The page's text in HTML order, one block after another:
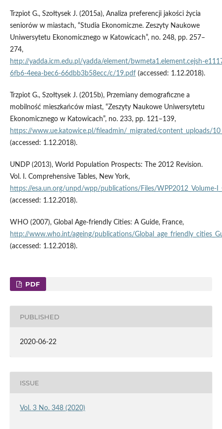
Trzpiot G., Szołtysek J. (2015a), Analiza preferencji jakości życia
seniorów w miastach, “Studia Ekonomiczne. Zeszyty Naukowe
Uniwersytetu Ekonomicznego w Katowicach”, no. 248, pp. 257–
274,
http://yadda.icm.edu.pl/yadda/element/
6fb6-4eea‑bec6-66dbb3b58ecc/c/19.pdf(accessed: 1.12.2018).
Trzpiot G., Szołtysek J. (2015b), Przemiany demograficzne a
mobilność mieszkańców miast, “Zeszyty Naukowe Uniwersytetu
Ekonomicznego w Katowicach”, no. 233, pp. 121–139,
https://www.ue.katowice.pl/fileadmin/_migrated/content_uploads/
(accessed: 1.12.2018).
UNDP (2013), World Population Prospects: The 2012 Revision.
Vol. I. Comprehensive Tables, New York,
https://esa.un.org/unpd/wpp/publications/Files/
(accessed: 1.12.2018).
WHO (2007), Global Age‑friendly Cities: A Guide, France,
http://www.who.int/ageing/publications/
(accessed: 1.12.2018).
PDF
PUBLISHED
2020-06-22
ISSUE
Vol. 3 No. 348 (2020)